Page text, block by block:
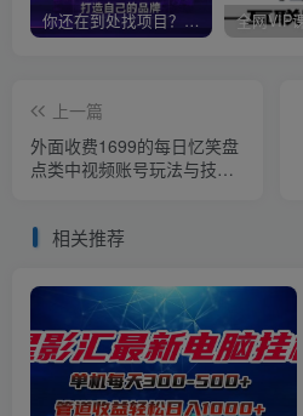
你还在到处找项目？还在当韭菜？我靠卖项目一个月收入5万+，曾经我也是个失败者。
上一篇
外面收费1699的每日忆笑盘
点类中视频账号玩法与技
相关推荐